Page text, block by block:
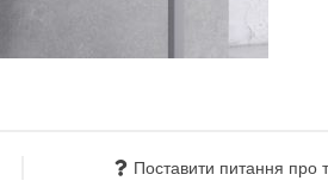
Поставити питання про